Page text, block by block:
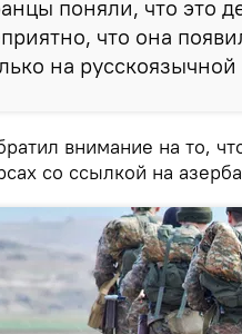
поняли, что это
что она
на
внимание на то,
со ссылкой на